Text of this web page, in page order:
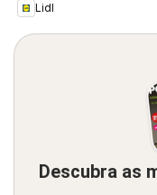
Lidl
Descubra as